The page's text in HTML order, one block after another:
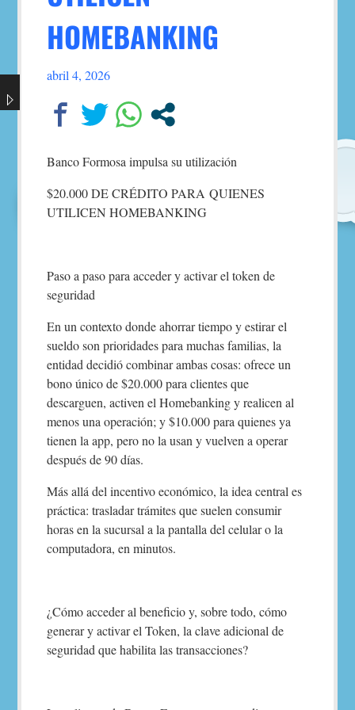
HOMEBANKING
abril 4, 2026
Banco Formosa impulsa su utilización
$20.000 DE CRÉDITO PARA QUIENES
UTILICEN HOMEBANKING
Paso a paso para acceder y activar el token de
seguridad
En un contexto donde ahorrar tiempo y estirar el
sueldo son prioridades para muchas familias, la
entidad decidió combinar ambas cosas: ofrece un
bono único de $20.000 para clientes que
descarguen, activen el Homebanking y realicen al
menos una operación; y $10.000 para quienes ya
tienen la app, pero no la usan y vuelven a operar
después de 90 días.
Más allá del incentivo económico, la idea central es
práctica: trasladar trámites que suelen consumir
horas en la sucursal a la pantalla del celular o la
computadora, en minutos.
¿Cómo acceder al beneficio y, sobre todo, cómo
generar y activar el Token, la clave adicional de
seguridad que habilita las transacciones?